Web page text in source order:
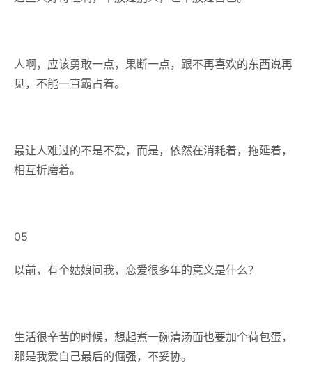
人啊，应该勇敢一点，果断一点，跟不再喜欢的东西说再
见，不能一直霸占着。
最让人难过的不是不爱，而是，依然在消耗着，拖延着，
相互折磨着。
05
以前，有个姑娘问我，恋爱很多年的意义是什么？
生活很辛苦的时候，想起煮一碗清汤面也要加个荷包蛋，
那是我爱自己最后的倔强，不妥协。